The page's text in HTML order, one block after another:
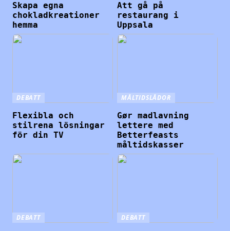
Skapa egna
chokladkreationer
hemma
Att gå på
restaurang i
Uppsala
DEBATT
Flexibla och
stilrena lösningar
för din TV
MÅLTIDSLÅDOR
Gør madlavning
lettere med
Betterfeasts
måltidskasser
DEBATT DEBATT